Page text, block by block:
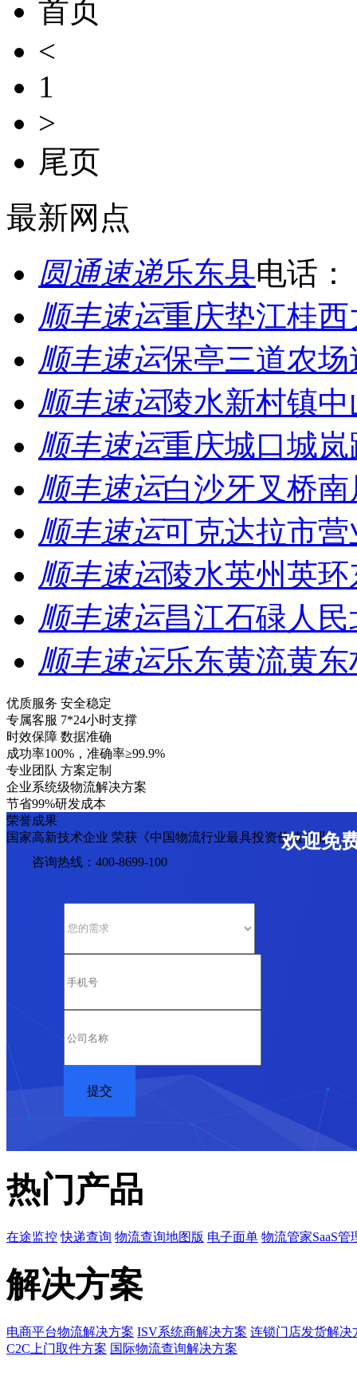
首页
<
1
>
尾页
最新网点
圆通速递乐东县电话：
顺丰速运重庆垫江桂
顺丰速运保亭三道农
顺丰速运陵水新村镇
顺丰速运重庆城口城
顺丰速运白沙牙叉桥
顺丰速运可克达拉市营
顺丰速运陵水英州英
顺丰速运昌江石碌人
顺丰速运乐东黄流黄
优质服务 安全稳定
专属客服 7*24小时支撑
时效保障 数据准确
成功率100%，准确率≥99.9%
专业团队 方案定制
企业系统级物流解决方案
节省99%研发成本
荣誉成果
国家高新技术企业 荣获《中国物流行业最具投资价值企业》
欢迎免
咨询热线：400-8699-100
热门产品
在途监控 快递查询 物流查询地图版 电子面单 物流管家SaaS管
解决方案
电商平台物流解决方案 ISV系统商解决方案 连锁门店发货解决
C2C上门取件方案 国际物流查询解决方案